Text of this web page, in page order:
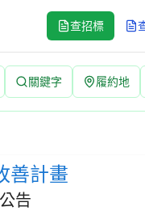
查招標
關鍵字 履約地
| 案號：115002 | 公
式：公開取得報價
善計畫
告